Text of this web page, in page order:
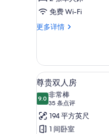
的
所
片
免费 Wi-Fi
更多详情
高
房
更
多
信
息
显
示
尊
贵
双
7
尊贵双人房
9.09.0 分，满分 10 分
非常棒
35 条点评
(35
条
点
194 平方英尺
1 间卧室